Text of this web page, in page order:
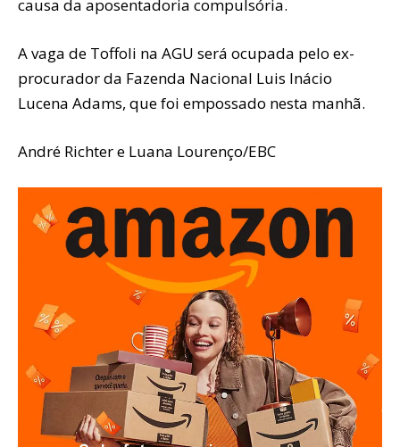
causa da aposentadoria compulsória.
A vaga de Toffoli na AGU será ocupada pelo ex-
procurador da Fazenda Nacional Luis Inácio
Lucena Adams, que foi empossado nesta manhã.
André Richter e Luana Lourenço/EBC